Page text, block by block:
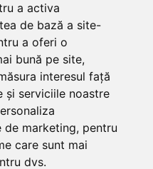
a activa
de bază a site-
a oferi o
bună pe site,
interesul față
și serviciile noastre
de marketing, pentru
care sunt mai
dvs.
13176/1991